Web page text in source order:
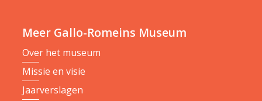
Meer Gallo-Romeins Museum
Over het museum
Missie en visie
Jaarverslagen